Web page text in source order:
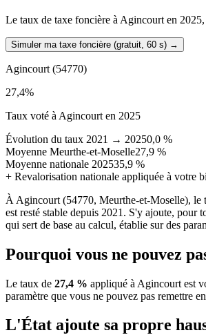
Le taux de taxe foncière à Agincourt en
Simuler ma taxe foncière (gratuit, 60 s) →
Agincourt (54770)
27,4%
Taux voté à Agincourt en 2025
Évolution du taux 2021 → 20250,0 %
Moyenne Meurthe-et-Moselle27,9 %
Moyenne nationale 202535,9 %
+ Revalorisation nationale appliquée à votre
À Agincourt (54770, Meurthe-et-Moselle), le
est resté stable depuis 2021. S'y ajoute, pour
qui sert de base au calcul, établie sur des
Pourquoi vous ne pouvez
Le taux de 27,4 % appliqué à Agincourt est
paramètre que vous ne pouvez pas remettre
L'État ajoute sa propre